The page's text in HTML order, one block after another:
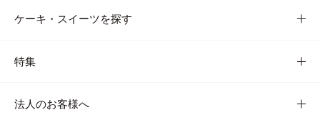
ケーキ・スイーツを探す
特集
法人のお客様へ